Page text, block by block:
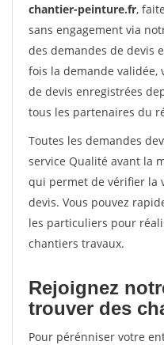
chantier-peinture.fr,
sans engagement via
des demandes de devis
fois la demande validée,
de devis enregistrées
tous les partenaires du
Toutes les demandes
service Qualité avant la
qui permet de vérifier la
devis. Vous pouvez
les particuliers pour
chantiers travaux.
Rejoignez
trouver des
Pour pérénniser votre